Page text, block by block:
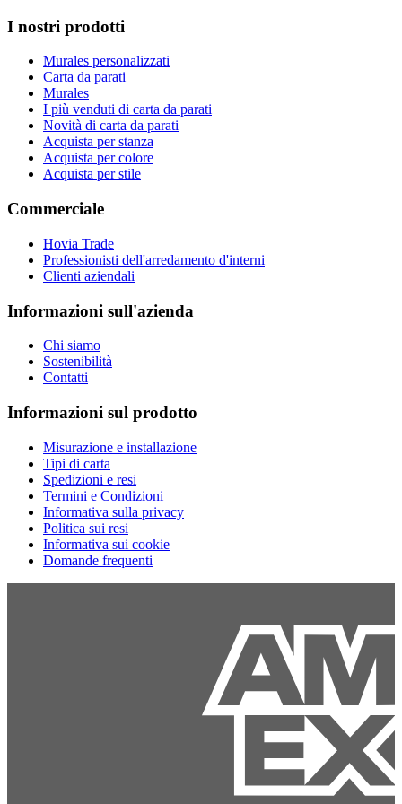
I nostri prodotti
Murales personalizzati
Carta da parati
Murales
I più venduti di carta da parati
Novità di carta da parati
Acquista per stanza
Acquista per colore
Acquista per stile
Commerciale
Hovia Trade
Professionisti dell'arredamento d'interni
Clienti aziendali
Informazioni sull'azienda
Chi siamo
Sostenibilità
Contatti
Informazioni sul prodotto
Misurazione e installazione
Tipi di carta
Spedizioni e resi
Termini e Condizioni
Informativa sulla privacy
Politica sui resi
Informativa sui cookie
Domande frequenti